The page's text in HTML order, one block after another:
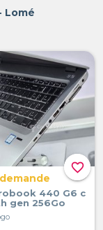
Lomé
favorite_border
440 G6 c
gen 256Go